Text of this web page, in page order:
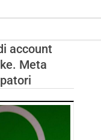
account
Meta